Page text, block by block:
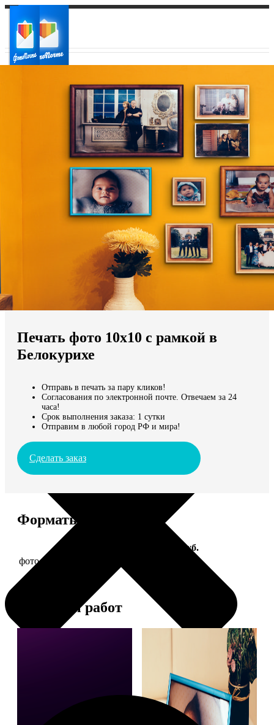
Ваш регион доставки
Выберите из списка:
Мы доставляем по всему миру
Продолжить без города
Печать фото 10х10 с рамкой в
Белокурихе
Отправь в печать за пару кликов!
Согласования по электронной почте. Отвечаем за 24
часа!
Срок выполнения заказа: 1 сутки
Отправим в любой город РФ и мира!
Сделать заказ
Форматы и цены
Цена, руб.
фото 10х10 в деревянной рамке
Примеры работ